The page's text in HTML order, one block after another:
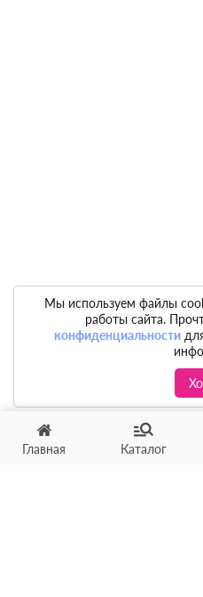
Главная Каталог
Мы используем файлы
работы сайта.
конфиденциальности